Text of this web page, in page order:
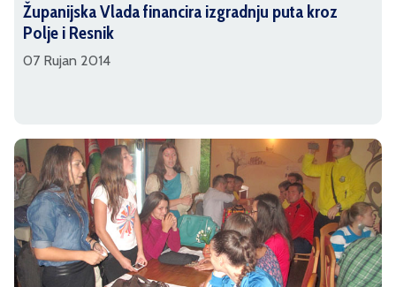
Županijska Vlada financira izgradnju puta kroz
Polje i Resnik
07 Rujan 2014